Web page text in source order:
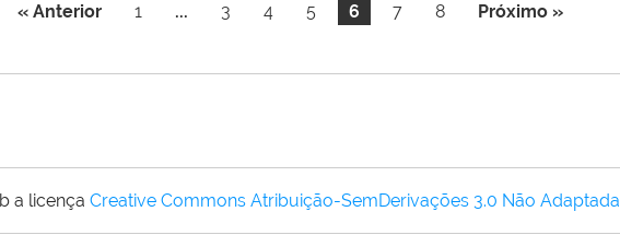
« Anterior 1 ... 3 4 5 6 7 8 Próximo »
a licença Creative Commons Atribuição-SemDerivações 3.0 Não Adaptada